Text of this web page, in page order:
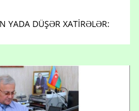
YADA DÜŞƏR XATİRƏLƏR: